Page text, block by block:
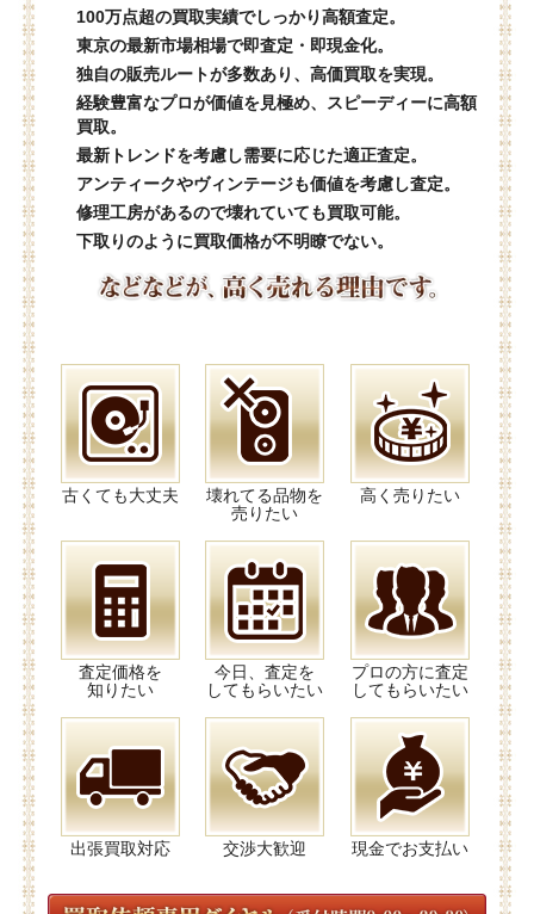
100万点超の買取実績でしっかり高額査定。
東京の最新市場相場で即査定・即現金化。
独自の販売ルートが多数あり、高価買取を実現。
経験豊富なプロが価値を見極め、スピーディーに高額
買取。
最新トレンドを考慮し需要に応じた適正査定。
アンティークやヴィンテージも価値を考慮し査定。
修理工房があるので壊れていても買取可能。
下取りのように買取価格が不明瞭でない。
古くても大丈夫
壊れてる品物を
売りたい
高く売りたい
査定価格を
知りたい
今日、査定を
してもらいたい
プロの方に査定
してもらいたい
出張買取対応 交渉大歓迎 現金でお支払い